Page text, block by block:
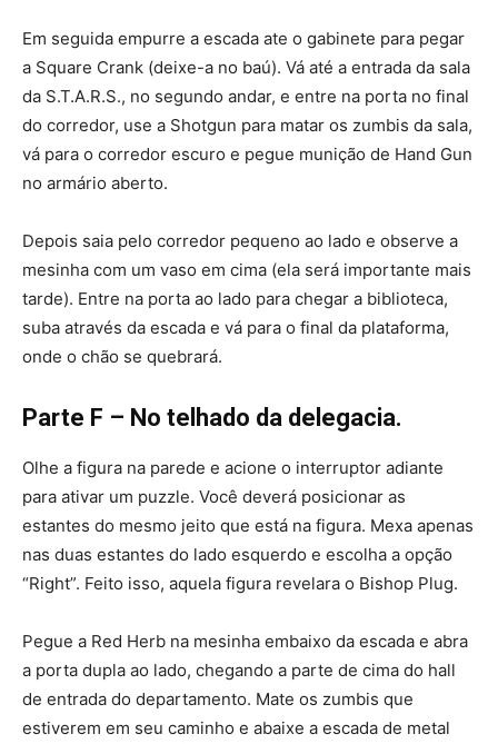
Em seguida empurre a escada ate o gabinete para pegar
a Square Crank (deixe-a no baú). Vá até a entrada da sala
da S.T.A.R.S., no segundo andar, e entre na porta no final
do corredor, use a Shotgun para matar os zumbis da sala,
vá para o corredor escuro e pegue munição de Hand Gun
no armário aberto.
Depois saia pelo corredor pequeno ao lado e observe a
mesinha com um vaso em cima (ela será importante mais
tarde). Entre na porta ao lado para chegar a biblioteca,
suba através da escada e vá para o final da plataforma,
onde o chão se quebrará.
Parte F – No telhado da delegacia.
Olhe a figura na parede e acione o interruptor adiante
para ativar um puzzle. Você deverá posicionar as
estantes do mesmo jeito que está na figura. Mexa apenas
nas duas estantes do lado esquerdo e escolha a opção
“Right”. Feito isso, aquela figura revelara o Bishop Plug.
Pegue a Red Herb na mesinha embaixo da escada e abra
a porta dupla ao lado, chegando a parte de cima do hall
de entrada do departamento. Mate os zumbis que
estiverem em seu caminho e abaixe a escada de metal